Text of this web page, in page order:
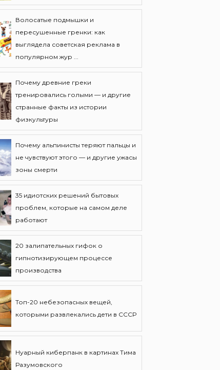
Волосатые подмышки и
пересушенные гренки: как
выглядела советская реклама в
популярном жур ...
Почему древние греки
тренировались голыми — и другие
странные факты из истории
физкультуры
Почему альпинисты теряют пальцы и
не чувствуют этого — и другие ужасы
зоны смерти
35 идиотских решений бытовых
проблем, которые на самом деле
работают
20 залипательных гифок о
гипнотизирующем процессе
производства
Топ-20 небезопасных вещей,
которыми развлекались дети в СССР
Нуарный киберпанк в картинах Тима
Разумовского